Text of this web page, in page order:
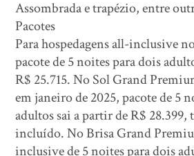
Assombrada e trapézio, entre
Pacotes
Para hospedagens all-inclusive
pacote de 5 noites para dois
R$ 25.715. No Sol Grand
em janeiro de 2025, pacote de 5
adultos sai a partir de R$
incluído. No Brisa Grand
inclusive de 5 noites para dois